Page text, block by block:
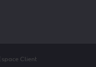
Client